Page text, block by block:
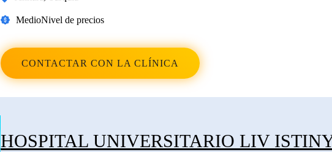
MedioNivel de precios
CONTACTAR CON LA CLÍNICA
HOSPITAL UNIVERSITARIO LIV